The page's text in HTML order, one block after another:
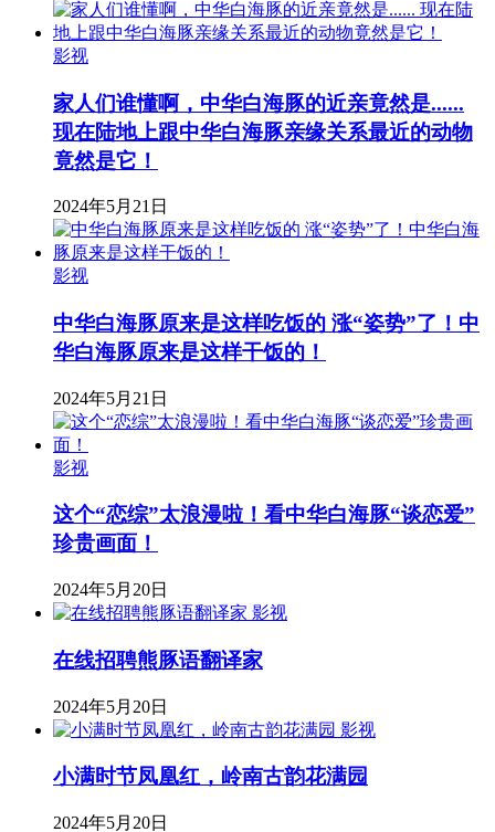
影视
家人们谁懂啊，中华白海豚的近亲竟然是......
现在陆地上跟中华白海豚亲缘关系最近的动物
竟然是它！
2024年5月21日
影视
中华白海豚原来是这样吃饭的 涨“姿势”了！中
华白海豚原来是这样干饭的！
2024年5月21日
影视
这个“恋综”太浪漫啦！看中华白海豚“谈恋爱”
珍贵画面！
2024年5月20日
影视
在线招聘熊豚语翻译家
2024年5月20日
影视
小满时节凤凰红，岭南古韵花满园
2024年5月20日